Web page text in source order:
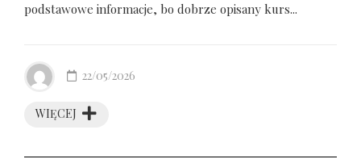
podstawowe informacje, bo dobrze opisany kurs...
WIĘCEJ
22/05/2026